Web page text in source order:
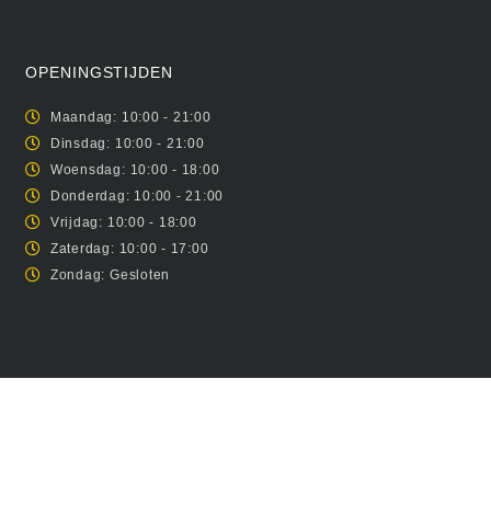
OPENINGSTIJDEN
Maandag: 10:00 - 21:00
Dinsdag: 10:00 - 21:00
Woensdag: 10:00 - 18:00
Donderdag: 10:00 - 21:00
Vrijdag: 10:00 - 18:00
Zaterdag: 10:00 - 17:00
Zondag: Gesloten
INFORMATIE